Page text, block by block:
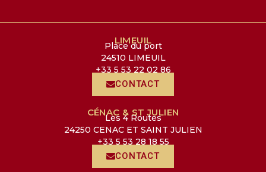
LIMEUIL
Place du port
24510 LIMEUIL
+33 5 53 22 02 86
CONTACT
CÉNAC & ST JULIEN
Les 4 Routes
24250 CENAC ET SAINT JULIEN
+33 5 53 28 18 55
CONTACT